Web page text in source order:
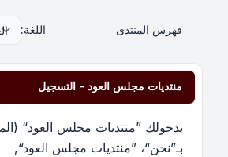
فهرس المنتدى اللغة:
منتديات مجلس العود - التسجيل
بدخولك ”منتديات مجلس العود“
بـ”نحن“، ”منتديات مجلس العود“,